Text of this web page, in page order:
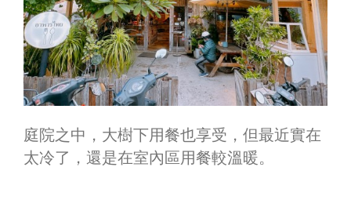
庭院之中，大樹下用餐也享受，但最近實在
太冷了，還是在室內區用餐較溫暖。